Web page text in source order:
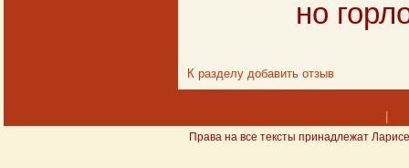
но горло
К разделу добавить отзыв
Права на все тексты принадлежат